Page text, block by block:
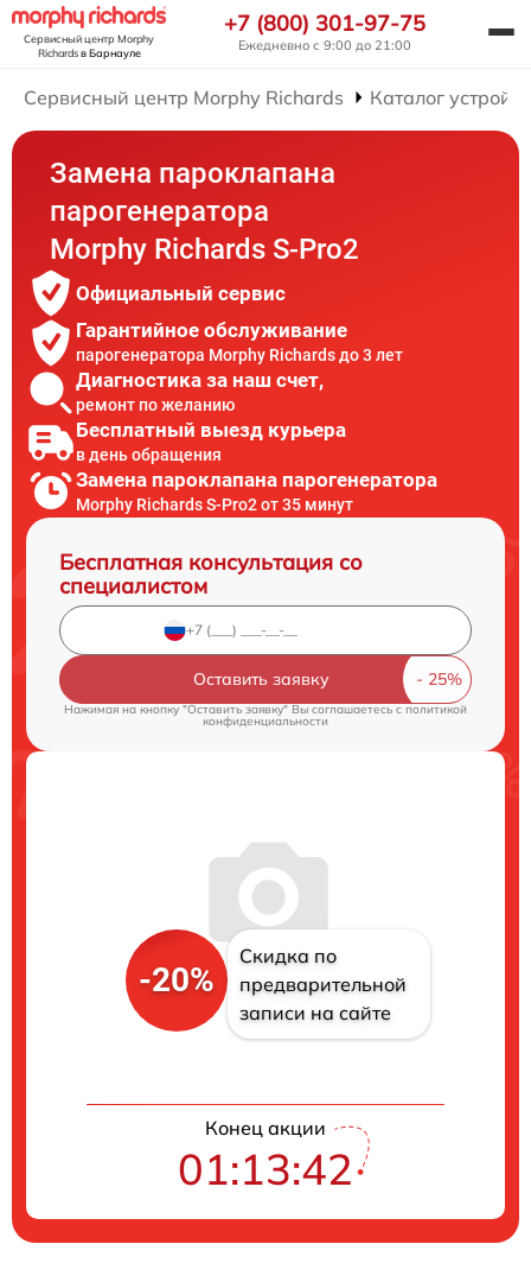
Сервисный центр Morphy
Richardsв Барнауле
+7 (800) 301-97-75
Ежедневно с 9:00 до 21:00
Сервисный центр Morphy Richards Каталог
Замена пароклапана
парогенератора
Morphy Richards S-Pro2
Официальный сервис
Гарантийное обслуживание
парогенератора Morphy Richards до 3 лет
Диагностика за наш счет,
ремонт по желанию
Бесплатный выезд курьера
в день обращения
Замена пароклапана парогенератора
Morphy Richards S-Pro2 от 35 минут
Бесплатная консультация со
специалистом
Оставить заявку
Нажимая на кнопку "Оставить заявку" Вы соглашаетесь cполитикой
конфиденциальности
-20%
Скидка по
предварительной
записи на сайте
Конец акции
01:13:41